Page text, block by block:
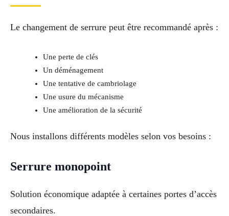
Le changement de serrure peut être recommandé après :
Une perte de clés
Un déménagement
Une tentative de cambriolage
Une usure du mécanisme
Une amélioration de la sécurité
Nous installons différents modèles selon vos besoins :
Serrure monopoint
Solution économique adaptée à certaines portes d’accès
secondaires.